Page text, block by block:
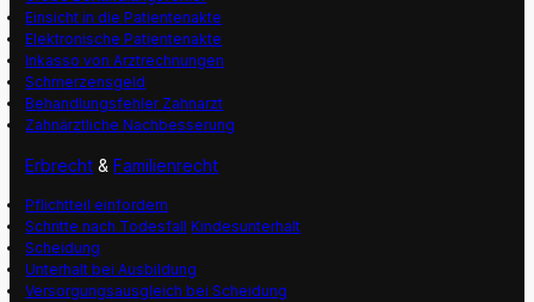
Einsicht in die Patientenakte
Elektronische Patientenakte
Inkasso von Arztrechnungen
Schmerzensgeld
Behandlungsfehler Zahnarzt
Zahnärztliche Nachbesserung
Erbrecht &Familienrecht
Pflichtteil einfordern
Schritte nach Todesfall Kindesunterhalt
Scheidung
Unterhalt bei Ausbildung
Versorgungsausgleich bei Scheidung